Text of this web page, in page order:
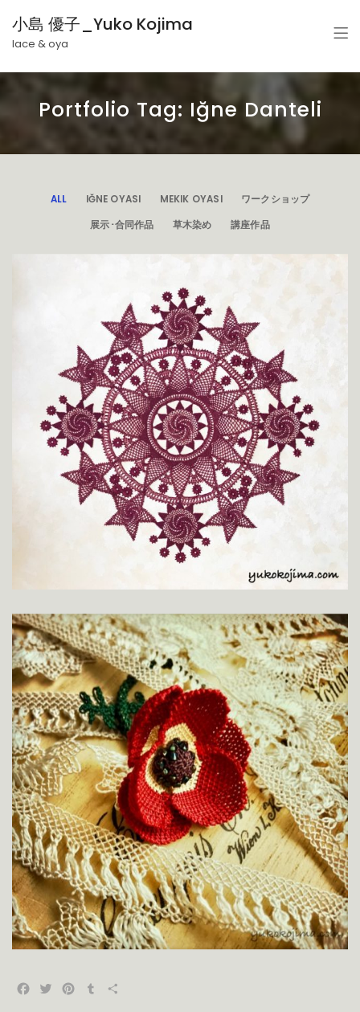
小島 優子_Yuko Kojima
lace & oya
Portfolio Tag: Iğne Danteli
ALL IĞNE OYASI MEKIK OYASI ワークショップ
展示･合同作品 草木染め 講座作品
Facebook
TwitterPinterest
Tumblr